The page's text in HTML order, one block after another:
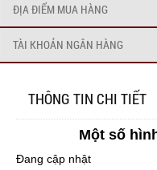
ĐỊA ĐIỂM MUA HÀNG
TÀI KHOẢN NGÂN HÀNG
THÔNG TIN CHI TIẾT
Một số
Đang cập nhật